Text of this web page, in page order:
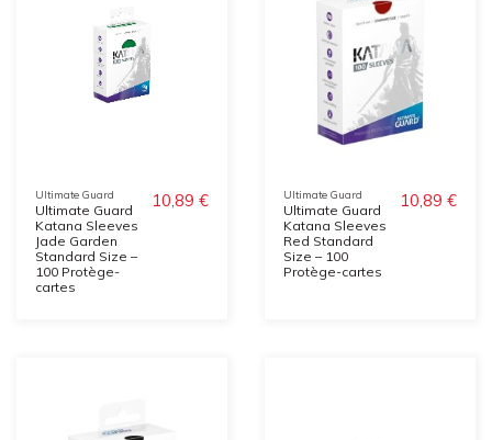
Ultimate Guard
Ultimate Guard
Katana Sleeves
Jade Garden
Standard Size –
100 Protège-
cartes
10,89 € Ultimate Guard
Ultimate Guard
Katana Sleeves
Red Standard
Size – 100
Protège-cartes
10,89 €